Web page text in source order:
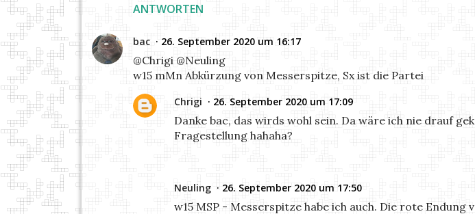
ANTWORTEN
bac 26. September 2020 um 16:17
@Chrigi @Neuling
w15 mMn Abkürzung von Messerspitze, Sx ist die Partei
Chrigi 26. September 2020 um 17:09
Danke bac, das wirds wohl sein. Da wäre ich nie drauf
Fragestellung hahaha?
Neuling 26. September 2020 um 17:50
w15 MSP - Messerspitze habe ich auch. Die rote Endung